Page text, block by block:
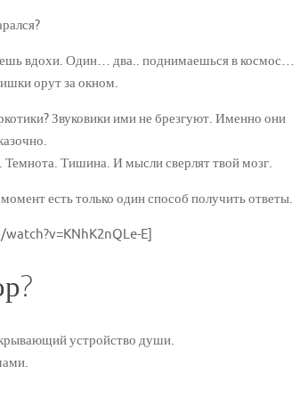
вдохи. Один… два.. поднимаешься в космос…
орут за окном.
Звуковики ими не брезгуют. Именно они
Тишина. И мысли сверлят твой мозг.
есть только один способ получить ответы.
E]
устройство души.